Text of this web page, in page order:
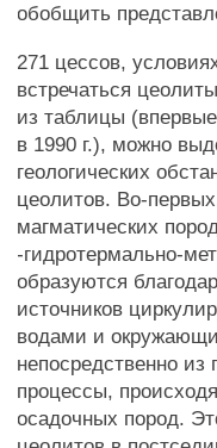
обобщить
271 цессов,
встречаться
из таблицы
в 1990 г.), можно
геологических
цеолитов. Во-
магматических
-гидротермально-
образуются
источников
водами и
непосредственно
процессы,
осадочных пород.